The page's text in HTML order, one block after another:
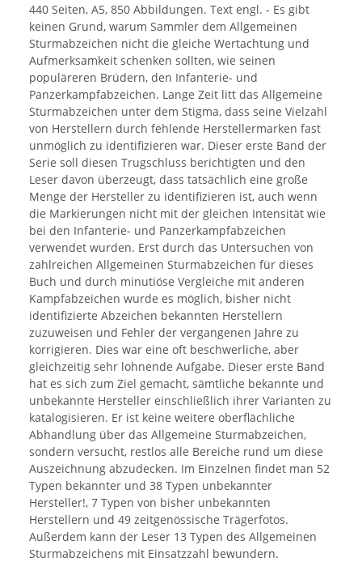
440 Seiten, A5, 850 Abbildungen. Text engl. - Es gibt
keinen Grund, warum Sammler dem Allgemeinen
Sturmabzeichen nicht die gleiche Wertachtung und
Aufmerksamkeit schenken sollten, wie seinen
populäreren Brüdern, den Infanterie- und
Panzerkampfabzeichen. Lange Zeit litt das Allgemeine
Sturmabzeichen unter dem Stigma, dass seine Vielzahl
von Herstellern durch fehlende Herstellermarken fast
unmöglich zu identifizieren war. Dieser erste Band der
Serie soll diesen Trugschluss berichtigten und den
Leser davon überzeugt, dass tatsächlich eine große
Menge der Hersteller zu identifizieren ist, auch wenn
die Markierungen nicht mit der gleichen Intensität wie
bei den Infanterie- und Panzerkampfabzeichen
verwendet wurden. Erst durch das Untersuchen von
zahlreichen Allgemeinen Sturmabzeichen für dieses
Buch und durch minutiöse Vergleiche mit anderen
Kampfabzeichen wurde es möglich, bisher nicht
identifizierte Abzeichen bekannten Herstellern
zuzuweisen und Fehler der vergangenen Jahre zu
korrigieren. Dies war eine oft beschwerliche, aber
gleichzeitig sehr lohnende Aufgabe. Dieser erste Band
hat es sich zum Ziel gemacht, sämtliche bekannte und
unbekannte Hersteller einschließlich ihrer Varianten zu
katalogisieren. Er ist keine weitere oberflächliche
Abhandlung über das Allgemeine Sturmabzeichen,
sondern versucht, restlos alle Bereiche rund um diese
Auszeichnung abzudecken. Im Einzelnen findet man 52
Typen bekannter und 38 Typen unbekannter
Hersteller!, 7 Typen von bisher unbekannten
Herstellern und 49 zeitgenössische Trägerfotos.
Außerdem kann der Leser 13 Typen des Allgemeinen
Sturmabzeichens mit Einsatzzahl bewundern.